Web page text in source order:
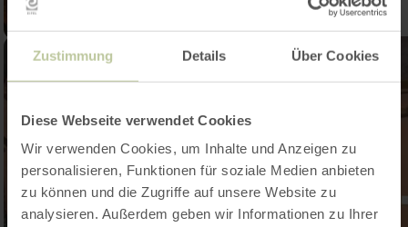
Zustimmung Details Über Cookies
Diese Webseite verwendet Cookies
Wir verwenden Cookies, um Inhalte und Anzeigen zu
personalisieren, Funktionen für soziale Medien anbieten
zu können und die Zugriffe auf unsere Website zu
analysieren. Außerdem geben wir Informationen zu Ihrer